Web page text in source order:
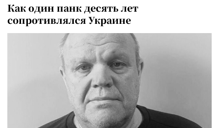
Как один панк десять лет
сопротивлялся Украине